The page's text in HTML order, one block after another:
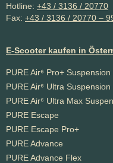
Hotline: +43 / 3136 / 20770
Fax: +43 / 3136 / 20770 –
E-Scooter kaufen in
PURE Air⁶ Pro+ Suspension
PURE Air⁶ Ultra Suspension
PURE Air⁶ Ultra Max
PURE Escape
PURE Escape Pro+
PURE Advance
PURE Advance Flex